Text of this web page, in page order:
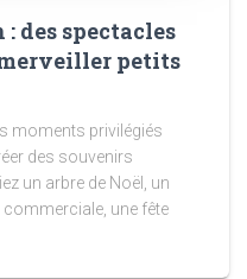
des spectacles
petits
moments privilégiés
des souvenirs
un arbre de Noël, un
une fête